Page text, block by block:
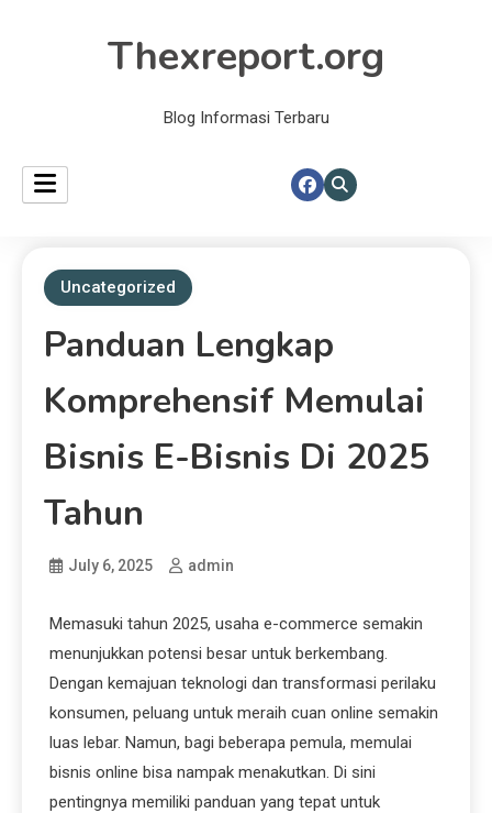
Thexreport.org
Blog Informasi Terbaru
Uncategorized
Panduan Lengkap
Komprehensif Memulai
Bisnis E-Bisnis Di 2025
Tahun
July 6, 2025 admin
Memasuki tahun 2025, usaha e-commerce semakin
menunjukkan potensi besar untuk berkembang.
Dengan kemajuan teknologi dan transformasi perilaku
konsumen, peluang untuk meraih cuan online semakin
luas lebar. Namun, bagi beberapa pemula, memulai
bisnis online bisa nampak menakutkan. Di sini
pentingnya memiliki panduan yang tepat untuk